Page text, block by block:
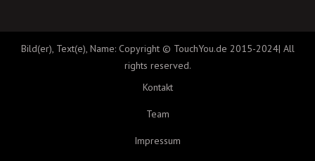
Bild(er), Text(e), Name: Copyright © TouchYou.de 2015-2024| All
rights reserved.
Kontakt
Team
Impressum